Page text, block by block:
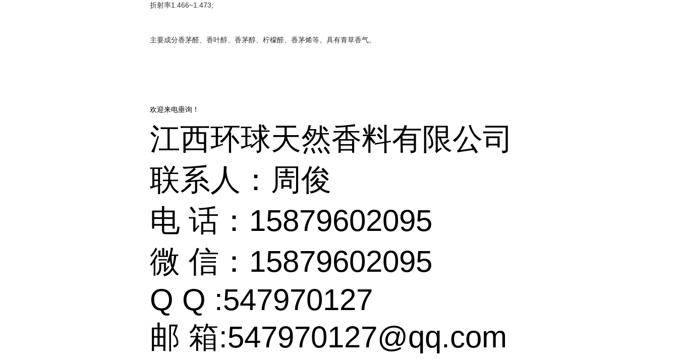
折射率1.466~1.473;
主要成分香茅醛、香叶醇、香茅醇、柠檬醛、香茅烯等。具有青草香气。
欢迎来电垂询！
江西环球天然香料有限公司
联系人：周俊
电 话：15879602095
微 信：15879602095
Q Q :547970127
邮 箱:547970127@qq.com